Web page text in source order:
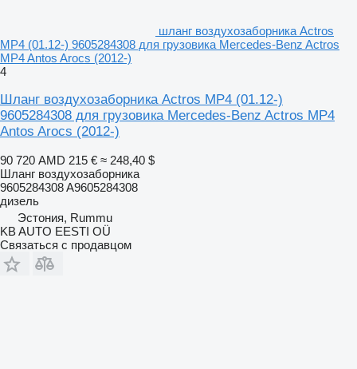
шланг воздухозаборника Actros
MP4 (01.12-) 9605284308 для грузовика Mercedes-Benz Actros
MP4 Antos Arocs (2012-)
4
Шланг воздухозаборника Actros MP4 (01.12-)
9605284308 для грузовика Mercedes-Benz Actros MP4
Antos Arocs (2012-)
90 720 AMD 215 € ≈ 248,40 $
Шланг воздухозаборника
9605284308 A9605284308
дизель
Эстония, Rummu
KB AUTO EESTI OÜ
Связаться с продавцом